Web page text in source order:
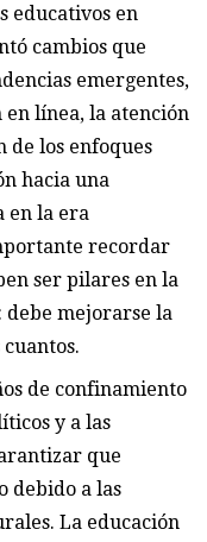
educativos en
cambios que
emergentes,
en línea, la atención
de los enfoques
hacia una
en la era
recordar
ser pilares en la
mejorarse la
de confinamiento
y a las
que
debido a las
La educación